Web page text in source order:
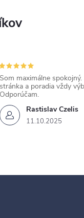
Rastislav Czelis
11.10.2025
Som maximálne
stránka a poradia vždy
Odporúčam.